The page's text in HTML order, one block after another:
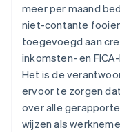
meer per maand
niet-contante
toegevoegd aan
inkomsten- en
Het is de
ervoor te zorgen
over alle
wijzen als